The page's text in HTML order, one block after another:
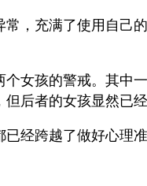
，充满了使用自己
女孩的警戒。其中
后者的女孩显然已经
经跨越了做好心理准